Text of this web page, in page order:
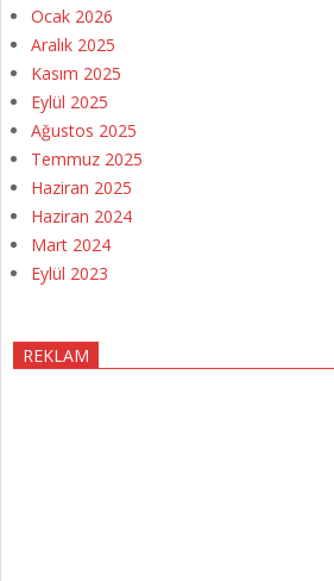
Ocak 2026
Aralık 2025
Kasım 2025
Eylül 2025
Ağustos 2025
Temmuz 2025
Haziran 2025
Haziran 2024
Mart 2024
Eylül 2023
REKLAM